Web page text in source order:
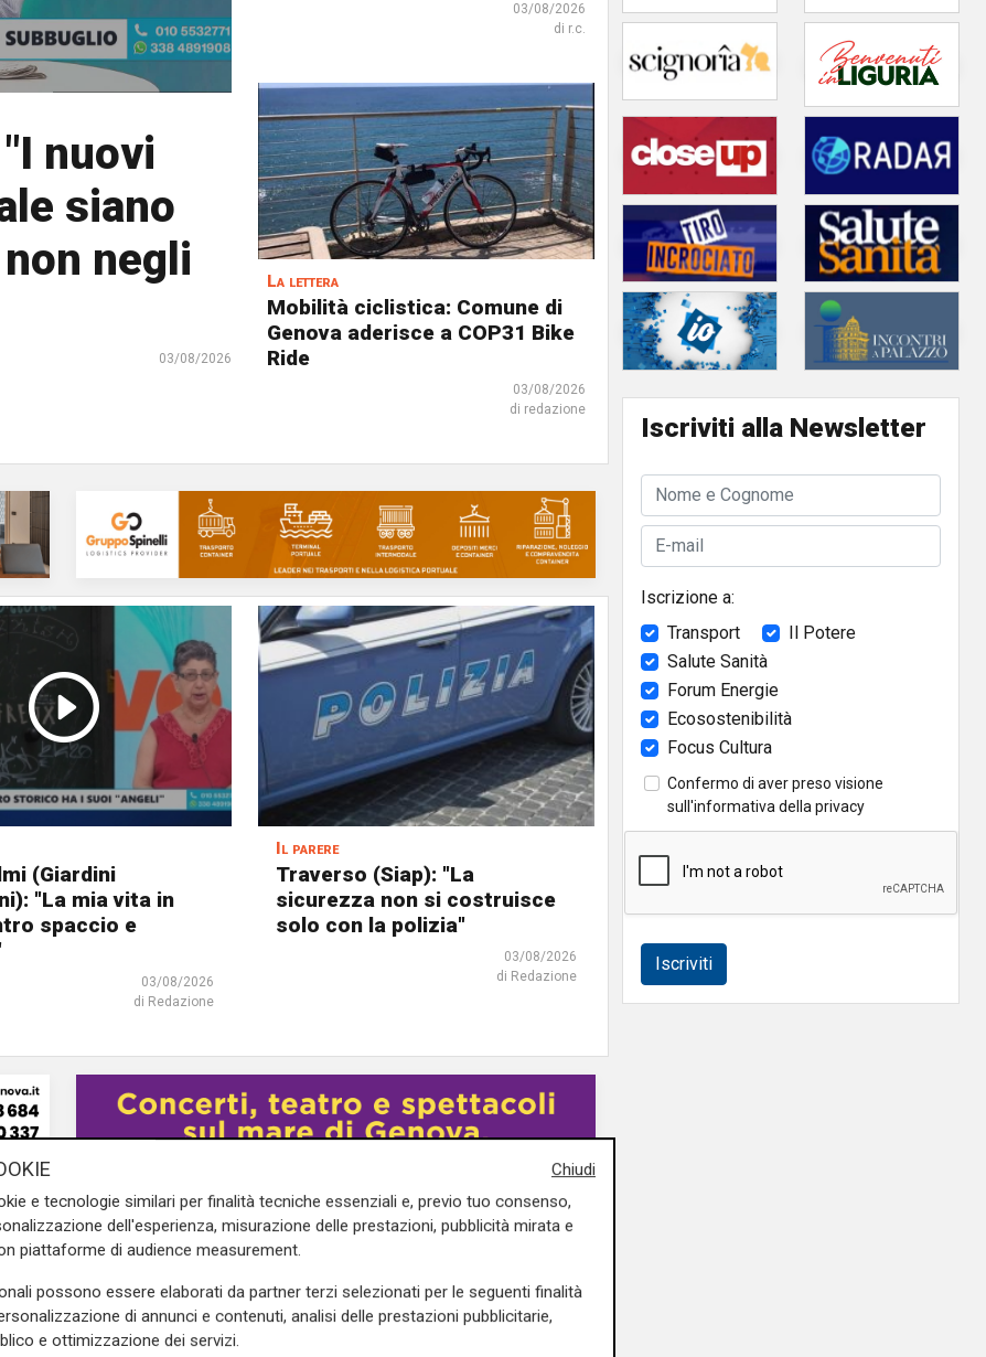
nuovi
siano
negli
03/08/2026
03/08/2026
di r.c.
La lettera
Mobilità ciclistica: Comune di
Genova aderisce a COP31 Bike
Ride
03/08/2026
di redazione
(Giardini
"La mia vita in
spaccio e
03/08/2026
di Redazione
Il parere
Traverso (Siap): "La
sicurezza non si costruisce
solo con la polizia"
03/08/2026
di Redazione
Iscriviti alla Newsletter
Iscrizione a:
Transport
Il Potere
Salute Sanità
Forum Energie
Ecosostenibilità
Focus Cultura
Confermo di aver preso visione
sull'informativa della privacy
Iscriviti
Chiudi
e tecnologie similari per finalità tecniche essenziali e, previo tuo consenso,
dell'esperienza, misurazione delle prestazioni, pubblicità mirata e
piattaforme di audience measurement.
possono essere elaborati da partner terzi selezionati per le seguenti finalità
di annunci e contenuti, analisi delle prestazioni pubblicitarie,
e ottimizzazione dei servizi.